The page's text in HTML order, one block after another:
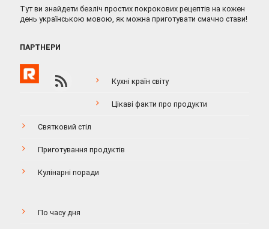
Тут ви знайдети безліч простих покрокових рецептів на кожен
день українською мовою, як можна приготувати смачно стави!
ПАРТНЕРИ
Кухні країн світу
Цікаві факти про продукти
Святковий стіл
Приготування продуктів
Кулінарні поради
По часу дня